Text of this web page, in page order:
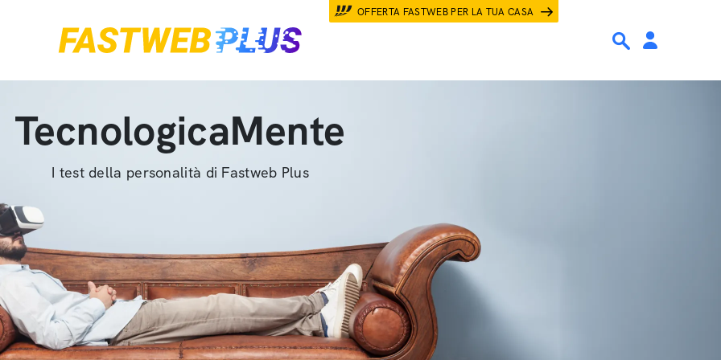
OFFERTA FASTWEB PER LA TUA CASA
TecnologicaMente
I test della personalità di Fastweb Plus